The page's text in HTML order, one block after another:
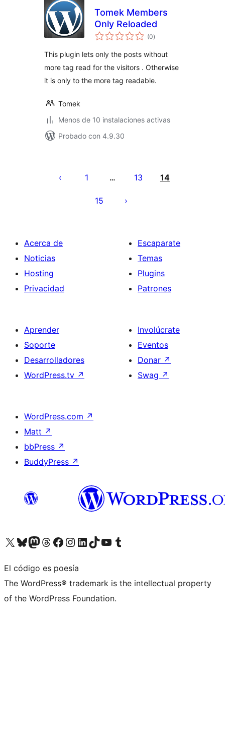
Tomek Members
Only Reloaded
(0total
de
)
This plugin lets only the posts without
more tag read for the visitors . Otherwise
it is only to the more tag readable.
Tomek
Menos de 10 instalaciones activas
Probado con 4.9.30
1 … 13 14
15
Acerca de
Noticias
Hosting
Privacidad
Escaparate
Temas
Plugins
Patrones
Aprender
Soporte
Desarrolladores
WordPress.tv ↗
Involúcrate
Eventos
Donar ↗
Swag ↗
WordPress.com ↗
Matt ↗
bbPress ↗
BuddyPress ↗
Visita nuestra cuenta de X (anteriormente Twitter)
Visita nuestra cuenta de Bluesky
Visita nuestra cuenta de Mastodon
Visita nuestra cuenta de Threads
Visita nuestra página de Facebook
Visita nuestra cuenta de Instagram
Visita nuestra cuenta de LinkedIn
Visita nuestra cuenta de TikTok
Visita nuestro canal de YouTube
Visita nuestra cuenta de Tumblr
El código es poesía
The WordPress® trademark is the intellectual property
of the WordPress Foundation.